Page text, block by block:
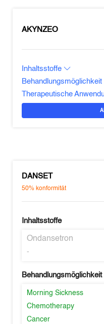
AKYNZEO
Inhaltsstoffe
Behandlungsmöglichkeit
Therapeutische
DANSET
50% konformität
Inhaltsstoffe
Ondansetron
-
Behandlungsmöglichkeit
Morning Sickness
Chemotherapy
Cancer